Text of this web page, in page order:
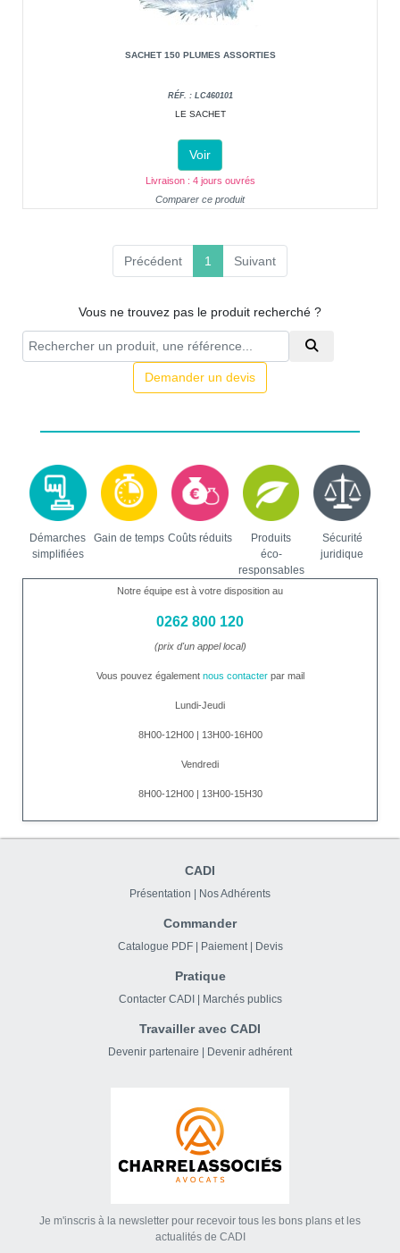
SACHET 150 PLUMES ASSORTIES
RÉF. : LC460101
LE SACHET
Voir
Livraison : 4 jours ouvrés
Comparer ce produit
Précédent 1 (current)
Suivant
Vous ne trouvez pas le produit recherché ?
Demander un devis
Démarches
simplifiées
Gain de temps Coûts réduits
Produits
éco-
responsables
Sécurité
juridique
Notre équipe est à votre disposition au
0262 800 120
(prix d'un appel local)
Vous pouvez également nous contacterpar mail
Lundi-Jeudi
8H00-12H00 | 13H00-16H00
Vendredi
8H00-12H00 | 13H00-15H30
CADI
Présentation Nos Adhérents
Commander
Catalogue PDF Paiement Devis
Pratique
Contacter CADI Marchés publics
Travailler avec CADI
Devenir partenaire Devenir adhérent
Je m'inscris à la newsletter pour recevoir tous les bons plans et les
actualités de CADI